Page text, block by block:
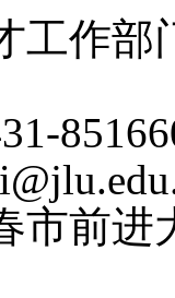
工作部
市前进